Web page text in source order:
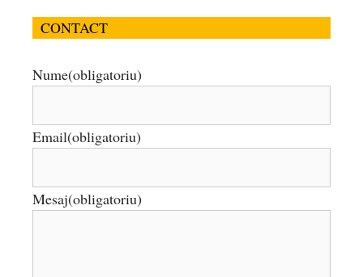
CONTACT
Nume(obligatoriu)
Email(obligatoriu)
Mesaj(obligatoriu)